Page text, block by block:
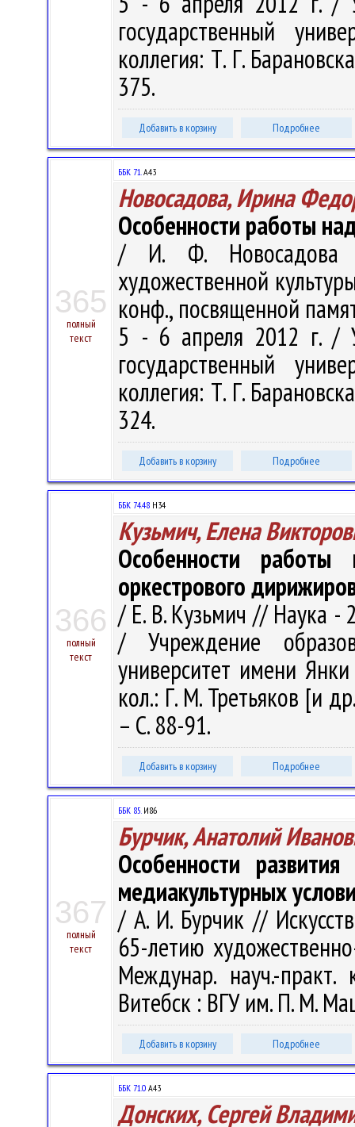
государственный
коллегия: Т. Г.
375.
Добавить в корзину Подробнее
365
полный
текст
ББК 71.А43
Новосадова, Ирина
Особенности работы
/ И. Ф. Новосадова
художественной
конф., посвященной
5 - 6 апреля 2012 г. /
государственный
коллегия: Т. Г.
324.
Добавить в корзину Подробнее
366
полный
текст
ББК 74.48 Н34
Кузьмич, Елена
Особенности работы
оркестрового
/ Е. В. Кузьмич // Наука -
/ Учреждение
университет имени
кол.: Г. М. Третьяков [и
– С. 88-91.
Добавить в корзину Подробнее
367
полный
текст
ББК 85.И86
Бурчик, Анатолий
Особенности
медиакультурных
/ А. И. Бурчик //
65-летию
Междунар. науч.-
Витебск : ВГУ им. П. М.
Добавить в корзину Подробнее
ББК 71.0 А43
Донских, Сергей